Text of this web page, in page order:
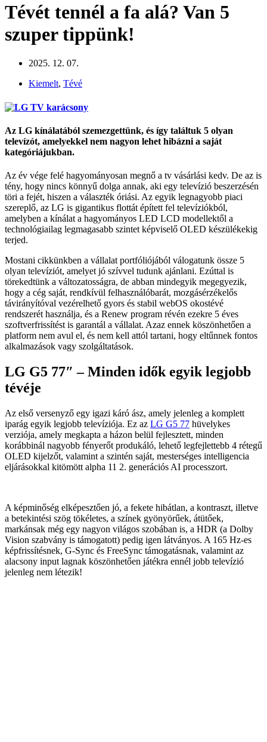
Tévét tennél a fa alá? Van 5
szuper tippünk!
2025. 12. 07.
Kiemelt, Tévé
Az LG kínálatából szemezgettünk, és így találtuk 5 olyan
televízót, amelyekkel nem nagyon lehet hibázni a saját
kategóriájukban.
Az év vége felé hagyományosan megnő a tv vásárlási kedv. De az is
tény, hogy nincs könnyű dolga annak, aki egy televízió beszerzésén
töri a fejét, hiszen a választék óriási. Az egyik legnagyobb piaci
szereplő, az LG is gigantikus flottát épített fel televíziókból,
amelyben a kínálat a hagyományos LED LCD modellektől a
technológiailag legmagasabb szintet képviselő OLED készülékekig
terjed.
Mostani cikkünkben a vállalat portfóliójából válogatunk össze 5
olyan televíziót, amelyet jó szívvel tudunk ajánlani. Ezúttal is
törekedtünk a változatosságra, de abban mindegyik megegyezik,
hogy a cég saját, rendkívül felhasználóbarát, mozgásérzékelős
távirányítóval vezérelhető gyors és stabil webOS okostévé
rendszerét használja, és a Renew program révén ezekre 5 éves
szoftverfrissítést is garantál a vállalat. Azaz ennek köszönhetően a
platform nem avul el, és nem kell attól tartani, hogy eltűnnek fontos
alkalmazások vagy szolgáltatások.
LG G5 77″ – Minden idők egyik legjobb
tévéje
Az első versenyző egy igazi káró ász, amely jelenleg a komplett
iparág egyik legjobb televíziója. Ez az LG G5 77 hüvelykes
verziója, amely megkapta a házon belül fejlesztett, minden
korábbinál nagyobb fényerőt produkáló, lehető legfejlettebb 4 rétegű
OLED kijelzőt, valamint a szintén saját, mesterséges intelligencia
eljárásokkal kitömött alpha 11 2. generációs AI processzort.
A képminőség elképesztően jó, a fekete hibátlan, a kontraszt, illetve
a betekintési szög tökéletes, a színek gyönyörűek, átütőek,
markánsak még egy nagyon világos szobában is, a HDR (a Dolby
Vision szabvány is támogatott) pedig igen látványos. A 165 Hz-es
képfrissítésnek, G-Sync és FreeSync támogatásnak, valamint az
alacsony input lagnak köszönhetően játékra ennél jobb televízió
jelenleg nem létezik!